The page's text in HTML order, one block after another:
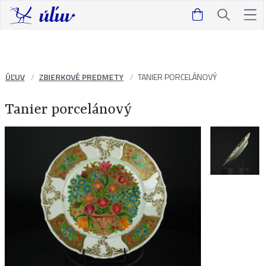
ÚĽUV ZBIERKOVÉ PREDMETY TANIER PORCELÁNOVÝ
Tanier porcelánový